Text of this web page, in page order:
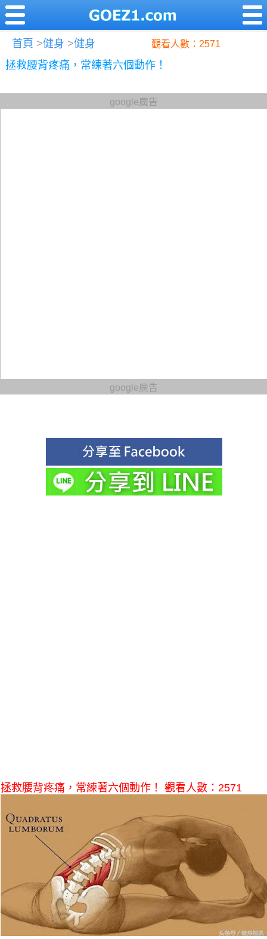
首頁 >健身 >健身 觀看人數：2571
拯救腰背疼痛，常練著六個動作！
google廣告
google廣告
拯救腰背疼痛，常練著六個動作！ 觀看人數：2571